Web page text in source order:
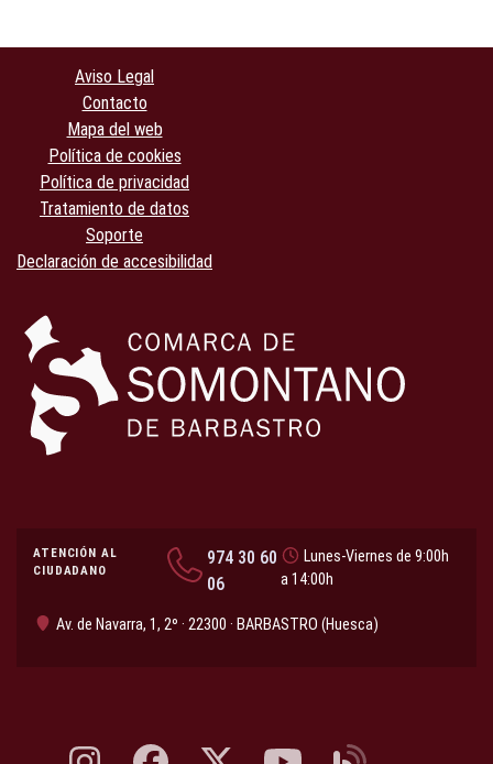
Aviso Legal
Contacto
Mapa del web
Política de cookies
Política de privacidad
Tratamiento de datos
Soporte
Declaración de accesibilidad
ATENCIÓN AL
CIUDADANO
974 30 60
06
Lunes-Viernes de 9:00h
a 14:00h
Av. de Navarra, 1, 2º · 22300 · BARBASTRO (Huesca)